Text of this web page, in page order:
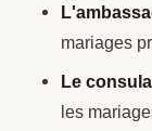
mariages
Le
les